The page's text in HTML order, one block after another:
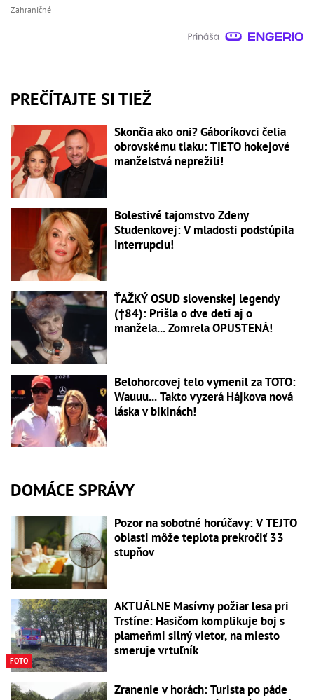
Zahraničné
PREČÍTAJTE SI TIEŽ
Skončia ako oni? Gáboríkovci čelia
obrovskému tlaku: TIETO hokejové
manželstvá neprežili!
Bolestivé tajomstvo Zdeny
Studenkovej: V mladosti podstúpila
interrupciu!
ŤAŽKÝ OSUD slovenskej legendy
(†84): Prišla o dve deti aj o
manžela... Zomrela OPUSTENÁ!
Belohorcovej telo vymenil za TOTO:
Wauuu... Takto vyzerá Hájkova nová
láska v bikinách!
DOMÁCE SPRÁVY
Pozor na sobotné horúčavy: V TEJTO
oblasti môže teplota prekročiť 33
stupňov
FOTO
AKTUÁLNE Masívny požiar lesa pri
Trstíne: Hasičom komplikuje boj s
plameňmi silný vietor, na miesto
smeruje vrtuľník
Zranenie v horách: Turista po páde